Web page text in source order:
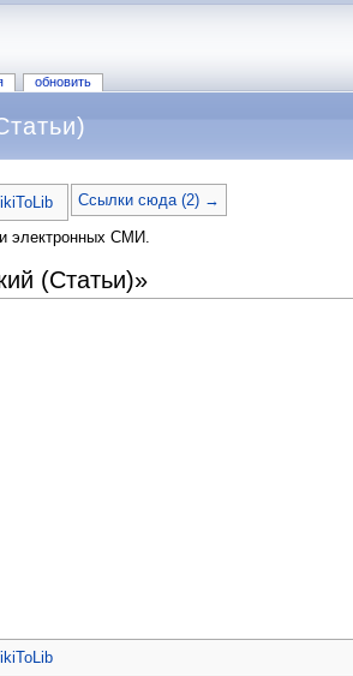
обновить
Ссылки сюда (2) →
электронных СМИ.
(Статьи)»